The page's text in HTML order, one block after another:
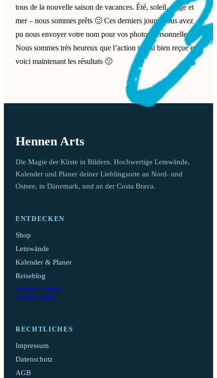
tous de la nouvelle saison de vacances. Été, soleil, plage et
mer – nous sommes prêts 🙂 Ces derniers jours, vous avez
pu nous envoyer votre nom pour vos photos personnelles.
Nous sommes très heureux que l’action soit si bien reçue et
voici maintenant les résultats 🙂
Hennen Arts
Die Magie der Küste in Bildern. Hochwertige Leinwände,
Kalender und Planer deiner Lieblingsorte an Nord- und
Ostsee, in Dänemark, und an der Costa Brava.
ENTDECKEN
Shop
Leinwände
Kalender & Planer
Reiseblog
Nordsee-Shirts
Ostsee-Shirts
RECHTLICHES
Impressum
Datenschutz
AGB